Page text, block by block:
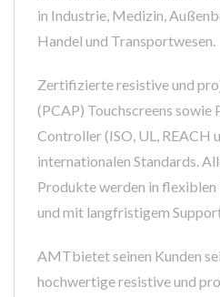
in Industrie, Medizin,
Handel und Transportwesen.
Zertifizierte resistive und
(PCAP) Touchscreens sowie
Controller (ISO, UL, REACH
internationalen Standards.
Produkte werden in
und mit langfristigem
AMTbietet seinen Kunden
hochwertige resistive und